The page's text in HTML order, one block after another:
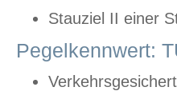
Stauziel II einer
Pegelkennwert: